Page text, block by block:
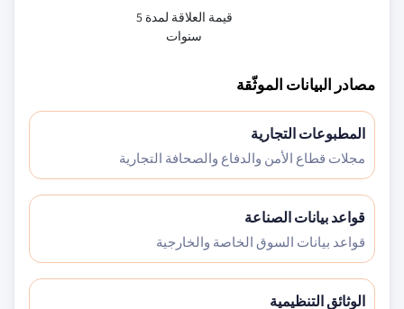
قيمة العلاقة لمدة 5
سنوات
مصادر البيانات الموثّقة
المطبوعات التجارية
مجلات قطاع الأمن والدفاع والصحافة التجارية
قواعد بيانات الصناعة
قواعد بيانات السوق الخاصة والخارجية
الوثائق التنظيمية